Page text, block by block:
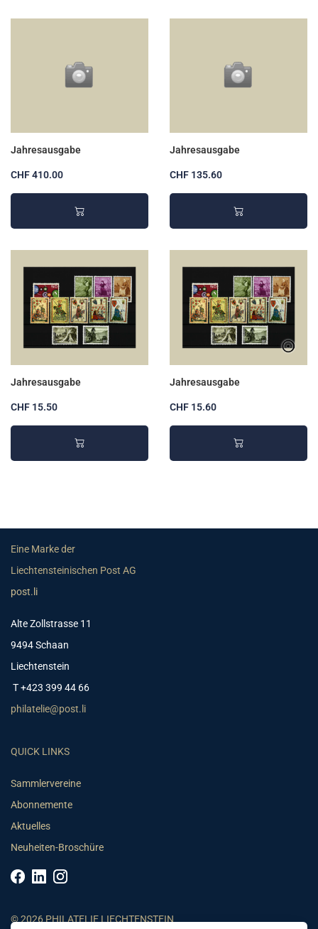
Jahresausgabe
CHF 410.00
Jahresausgabe
CHF 135.60
Jahresausgabe
CHF 15.50
Jahresausgabe
CHF 15.60
Eine Marke der
Liechtensteinischen Post AG
post.li
Alte Zollstrasse 11
9494 Schaan
Liechtenstein
T +423 399 44 66
philatelie@post.li
QUICK LINKS
Sammlervereine
Abonnemente
Aktuelles
Neuheiten-Broschüre
© 2026 PHILATELIE LIECHTENSTEIN